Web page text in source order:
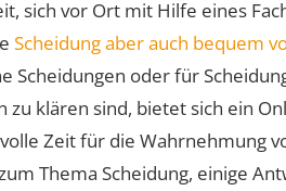
sich vor Ort mit Hilfe eines
Scheidung aber auch bequem
Scheidungen oder für
klären sind, bietet sich ein
Zeit für die Wahrnehmung
Thema Scheidung, einige